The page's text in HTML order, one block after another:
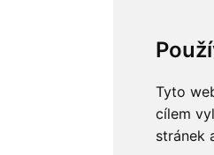
Tyto
cílem
stránek